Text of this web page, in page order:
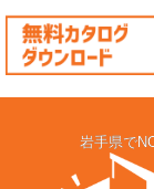
岩手県で